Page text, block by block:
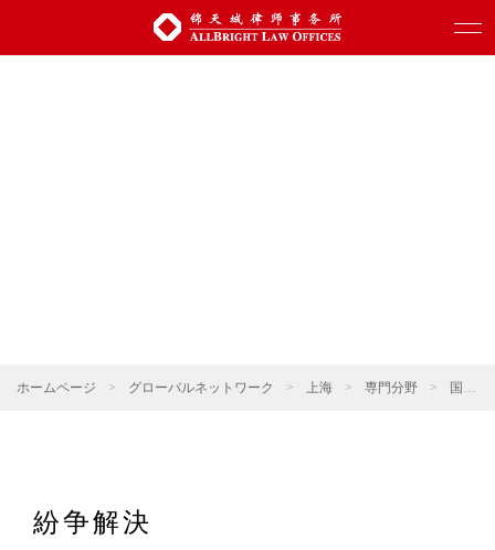
ホームページ > グローバルネットワーク > 上海 > 専門分野 > 国有企業
紛争解決